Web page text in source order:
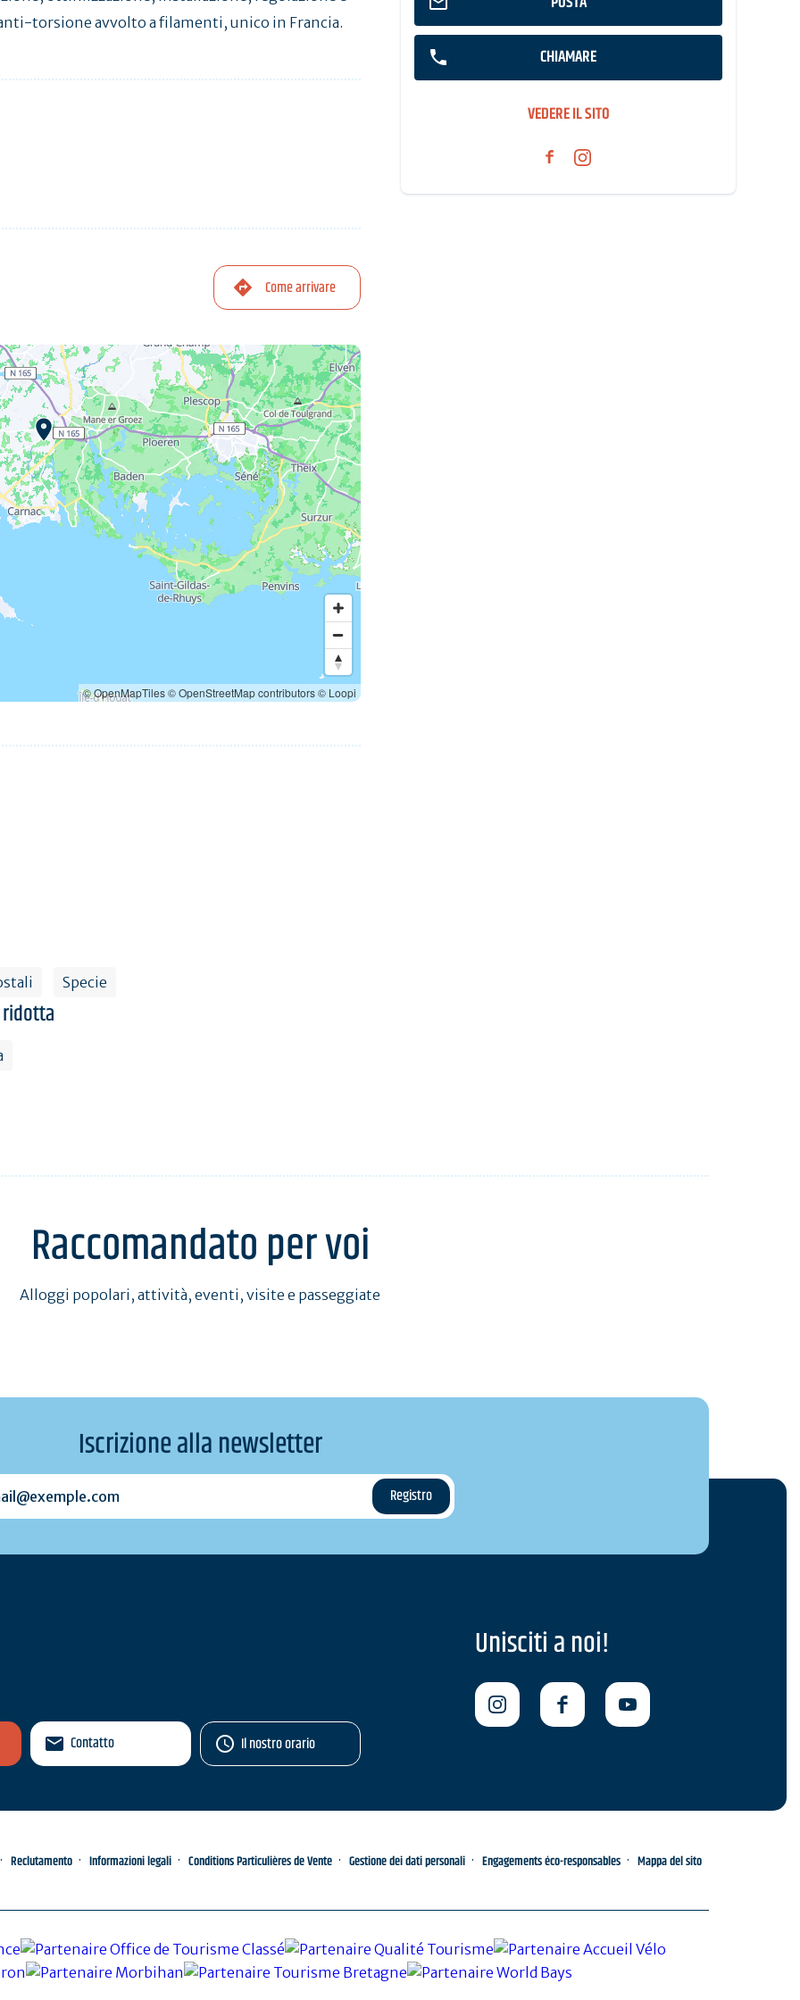
CHIAMARE
VEDERE IL SITO
torsione avvolto a filamenti, unico in Francia.
Come arrivare
© OpenMapTiles© OpenStreetMap contributors© Loopi
Specie
Raccomandato per voi
Alloggi popolari, attività, eventi, visite e passeggiate
Iscrizione alla newsletter
Contatto Il nostro orario
Unisciti a noi!
Reclutamento Informazioni legali Conditions Particulières de Vente Gestione dei dati personali Engagements éco-responsables Mappa del sito